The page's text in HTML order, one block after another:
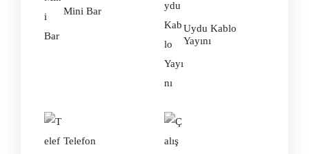
Mini Bar
Uydu Kablo
Yayını
Telefon